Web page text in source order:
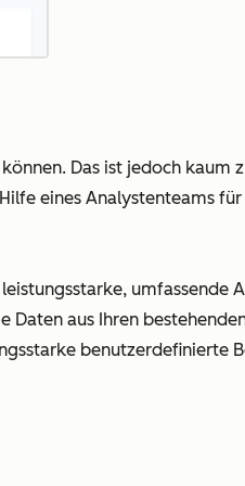
Das ist jedoch kaum
eines Analystenteams
umfassende
aus Ihren
benutzerdefinierte